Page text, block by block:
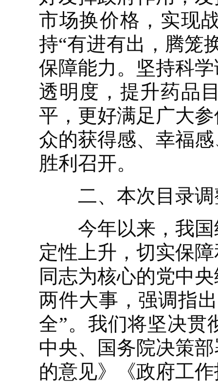
市场换价格，实现
持“有进有出，腾笼
保障能力。坚持科
透明度，提升药品
平，更好满足广大
众的获得感、幸福
胜利召开。
二、本次目录调
今年以来，我国
定性上升，切实保
同志为核心的党中
两件大事，强调指
全”。我们将坚决贯
中央、国务院决策
的意见》《政府工